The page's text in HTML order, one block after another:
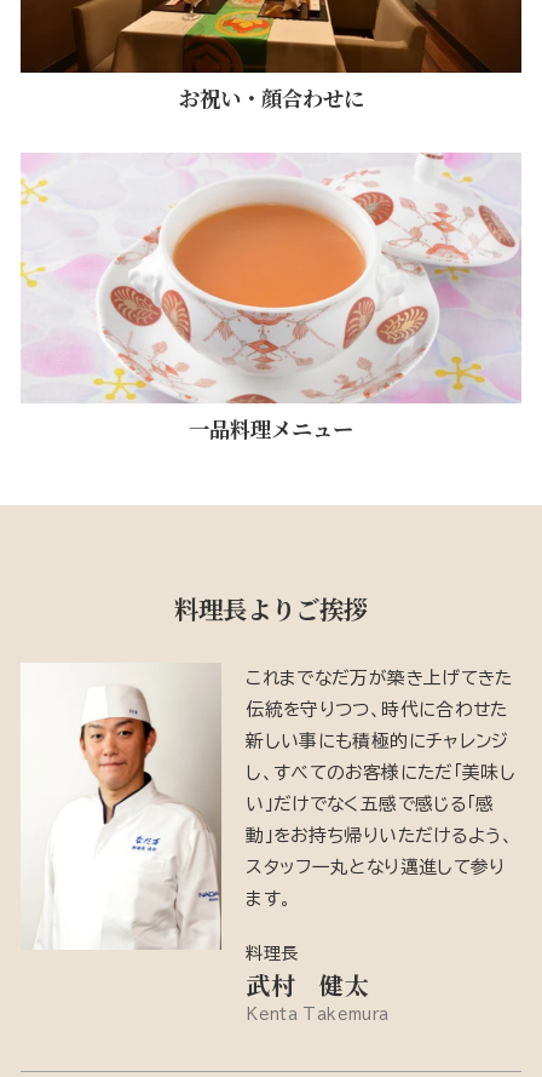
お祝い・顔合わせに
一品料理メニュー
料理長よりご挨拶
これまでなだ万が築き上げてきた
伝統を守りつつ、時代に合わせた
新しい事にも積極的にチャレンジ
し、すべてのお客様にただ「美味し
い」だけでなく五感で感じる「感
動」をお持ち帰りいただけるよう、
スタッフ一丸となり邁進して参り
ます。
料理長
武村 健太
Kenta Takemura